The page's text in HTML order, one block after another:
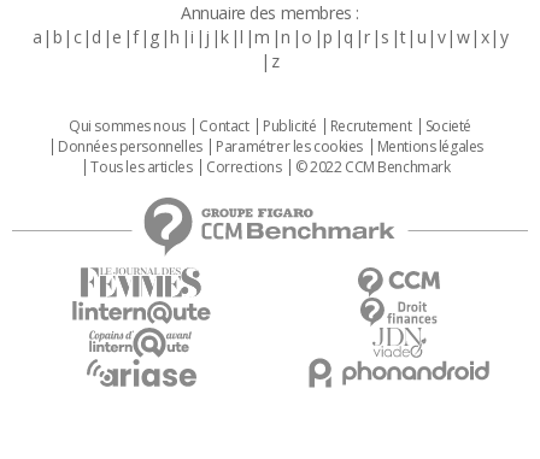
Annuaire des membres :
a b c d e f g h i j k l m n o p q r s t u v w x y
z
Qui sommes nous Contact Publicité Recrutement
Societé
Données personnelles
Paramétrer les cookies
Mentions légales
Tous les articles
Corrections © 2022 CCM Benchmark